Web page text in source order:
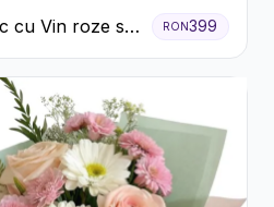
cu Vin roze si
RON399